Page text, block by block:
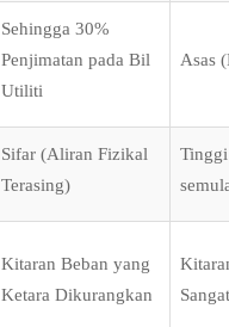
Sehingga 30%
Penjimatan pada Bil
Utiliti
Asas
Sifar (Aliran Fizikal
Terasing)
Kitaran Beban yang
Ketara Dikurangkan